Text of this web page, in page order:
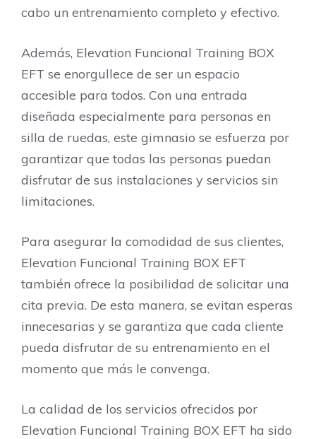
cabo un entrenamiento completo y efectivo.
Además, Elevation Funcional Training BOX
EFT se enorgullece de ser un espacio
accesible para todos. Con una entrada
diseñada especialmente para personas en
silla de ruedas, este gimnasio se esfuerza por
garantizar que todas las personas puedan
disfrutar de sus instalaciones y servicios sin
limitaciones.
Para asegurar la comodidad de sus clientes,
Elevation Funcional Training BOX EFT
también ofrece la posibilidad de solicitar una
cita previa. De esta manera, se evitan esperas
innecesarias y se garantiza que cada cliente
pueda disfrutar de su entrenamiento en el
momento que más le convenga.
La calidad de los servicios ofrecidos por
Elevation Funcional Training BOX EFT ha sido